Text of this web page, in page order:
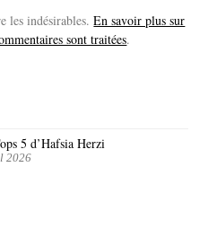
les indésirables.En savoir plus sur
sont traitées.
5 d’Hafsia Herzi
2026